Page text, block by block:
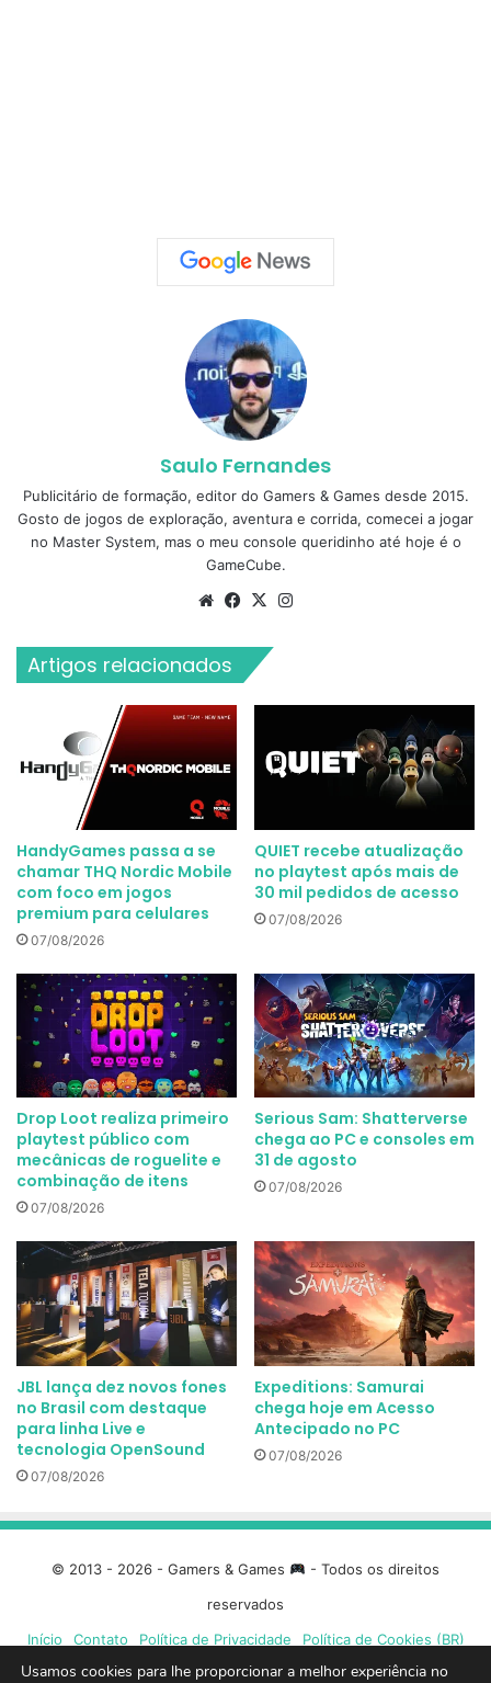
Saulo Fernandes
Publicitário de formação, editor do Gamers & Games desde 2015.
Gosto de jogos de exploração, aventura e corrida, comecei a jogar
no Master System, mas o meu console queridinho até hoje é o
GameCube.
WebsiteFacebook
X
Artigos relacionados
HandyGames passa a se
chamar THQ Nordic Mobile
com foco em jogos
premium para celulares
07/08/2026
QUIET recebe atualização
no playtest após mais de
30 mil pedidos de acesso
07/08/2026
Drop Loot realiza primeiro
playtest público com
mecânicas de roguelite e
combinação de itens
07/08/2026
Serious Sam: Shatterverse
chega ao PC e consoles em
31 de agosto
07/08/2026
JBL lança dez novos fones
no Brasil com destaque
para linha Live e
tecnologia OpenSound
07/08/2026
Expeditions: Samurai
chega hoje em Acesso
Antecipado no PC
07/08/2026
© 2013 - 2026 - Gamers & Games
- Todos os direitos
reservados
Início
Contato Política de Privacidade Política de Cookies (BR)
Usamos cookies para lhe proporcionar a melhor experiência no